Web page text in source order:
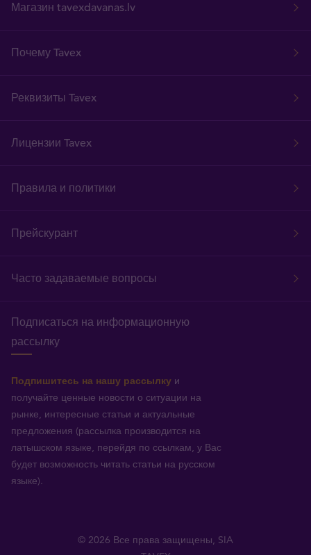
Магазин tavexdavanas.lv
Почему Tavex
Реквизиты Tavex
Лицензии Tavex
Правила и политики
Прейскурант
Часто задаваемые вопросы
Подписаться на информационную
рассылку
Подпишитесь на нашу рассылку и
получайте ценные новости о ситуации на
рынке, интересные статьи и актуальные
предложения (рассылка производится на
латышском языке, перейдя по ссылкам, у Вас
будет возможность читать статьи на русском
языке).
© 2026 Все права защищены, SIA